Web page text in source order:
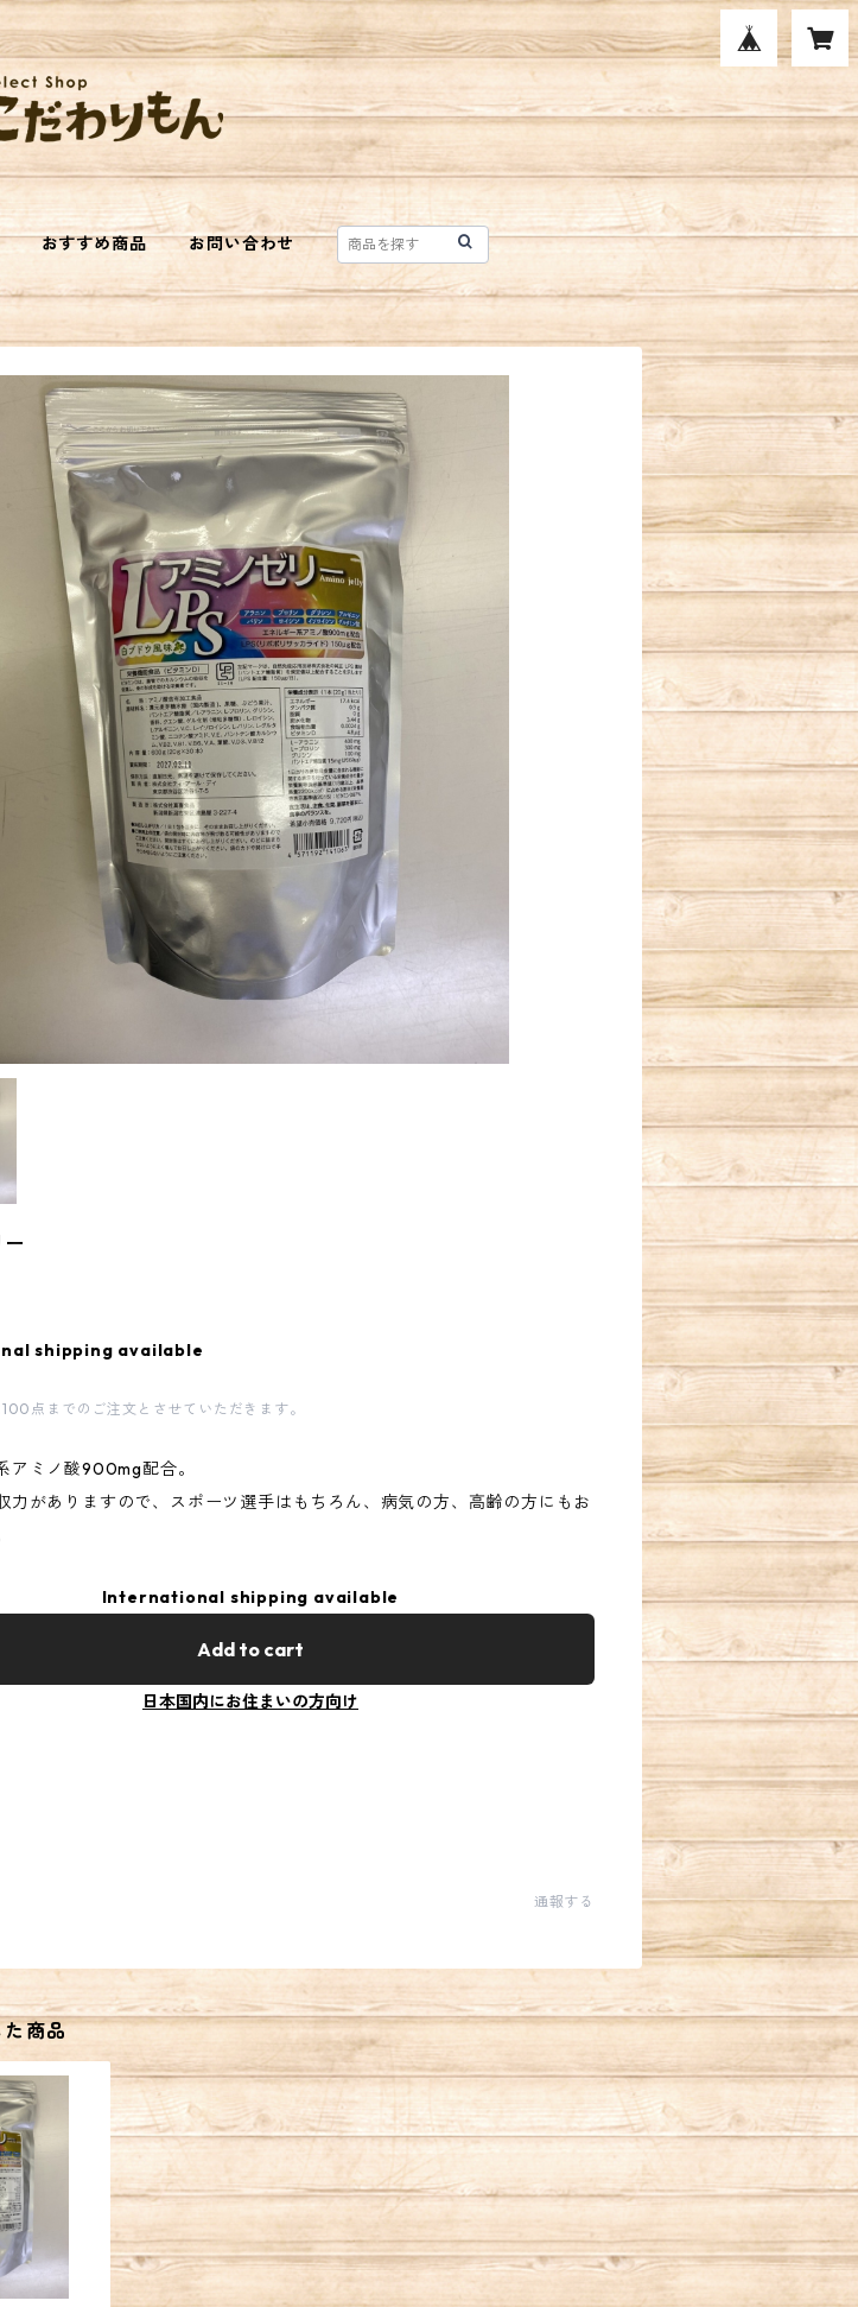
おすすめ商品 お問い合わせ
shipping available
点までのご注文とさせていただきます。
アミノ酸900mg配合。
力がありますので、スポーツ選手はもちろん、病気の方、高齢の方にもお
International shipping available
Add to cart
日本国内にお住まいの方向け
通報する
商品